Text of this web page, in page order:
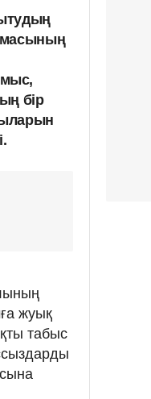
бір
жуық
табыс